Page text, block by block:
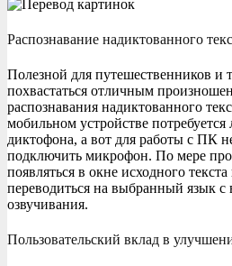
Распознавание надиктованного
Полезной для путешественников и
похвастаться отличным
распознавания надиктованного
мобильном устройстве
диктофона, а вот для работы с ПК
подключить микрофон. По мере
появляться в окне исходного
переводиться на выбранный язык
озвучивания.
Пользовательский вклад в